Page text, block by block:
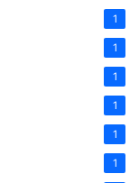
1
1
1
1
1
1